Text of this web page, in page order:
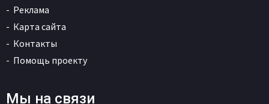
Реклама
Карта сайта
Контакты
Помощь проекту
Мы на связи